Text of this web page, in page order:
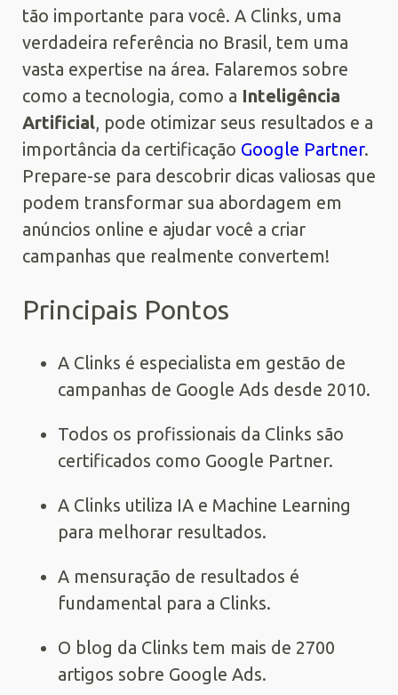
tão importante para você. A Clinks, uma
verdadeira referência no Brasil, tem uma
vasta expertise na área. Falaremos sobre
como a tecnologia, como a Inteligência
Artificial, pode otimizar seus resultados e a
importância da certificação Google Partner.
Prepare-se para descobrir dicas valiosas que
podem transformar sua abordagem em
anúncios online e ajudar você a criar
campanhas que realmente convertem!
Principais Pontos
A Clinks é especialista em gestão de
campanhas de Google Ads desde 2010.
Todos os profissionais da Clinks são
certificados como Google Partner.
A Clinks utiliza IA e Machine Learning
para melhorar resultados.
A mensuração de resultados é
fundamental para a Clinks.
O blog da Clinks tem mais de 2700
artigos sobre Google Ads.